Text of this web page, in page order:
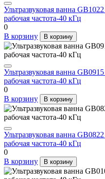
Ультразвуковая ванна
рабочая частота-40 кГц
0
В корзину
В корзину
Ультразвуковая ванна
рабочая частота-40 кГц
0
В корзину
В корзину
Ультразвуковая ванна
рабочая частота-40 кГц
0
В корзину
В корзину